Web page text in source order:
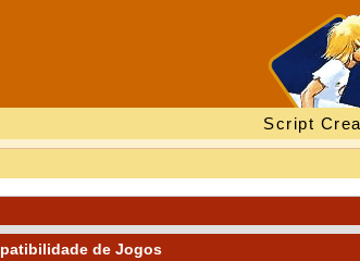
Script
de Jogos